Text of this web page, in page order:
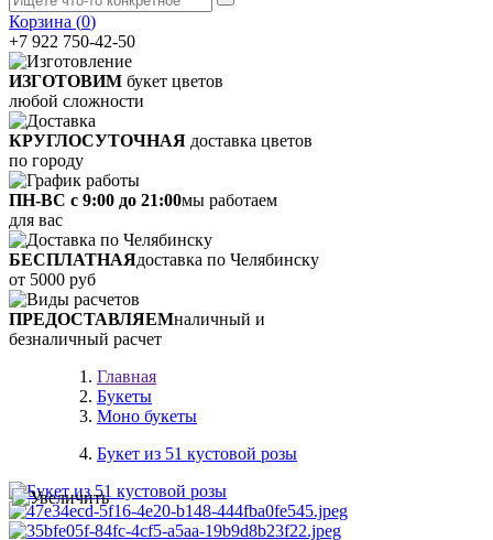
Корзина (0)
+7 922 750-42-50
ИЗГОТОВИМ букет цветов
любой сложности
КРУГЛОСУТОЧНАЯ доставка цветов
по городу
ПН-ВС с 9:00 до 21:00мы работаем
для вас
БЕСПЛАТНАЯдоставка по Челябинску
от 5000 руб
ПРЕДОСТАВЛЯЕМналичный и
безналичный расчет
Главная
Букеты
Моно букеты
Букет из 51 кустовой розы